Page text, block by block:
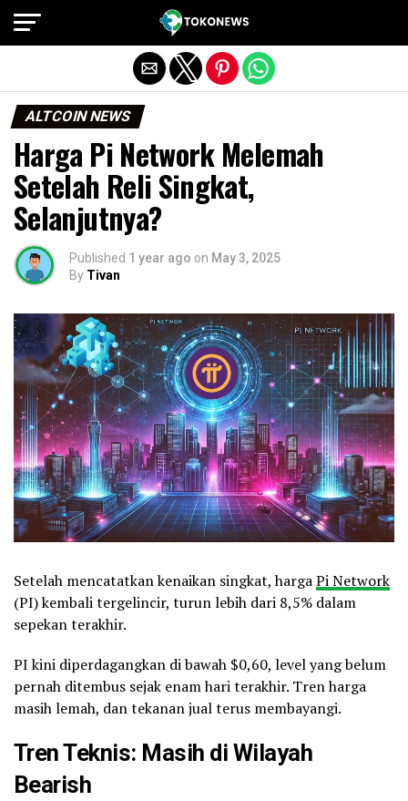
ALTCOIN NEWS
Harga Pi Network Melemah
Setelah Reli Singkat,
Selanjutnya?
Published 1 year ago on May 3, 2025
By Tivan
Setelah mencatatkan kenaikan singkat, hargaPi Network
(PI) kembali tergelincir, turun lebih dari 8,5% dalam
sepekan terakhir.
PI kini diperdagangkan di bawah $0,60, level yang belum
pernah ditembus sejak enam hari terakhir. Tren harga
masih lemah, dan tekanan jual terus membayangi.
Tren Teknis: Masih di Wilayah
Bearish
Exit mobile version